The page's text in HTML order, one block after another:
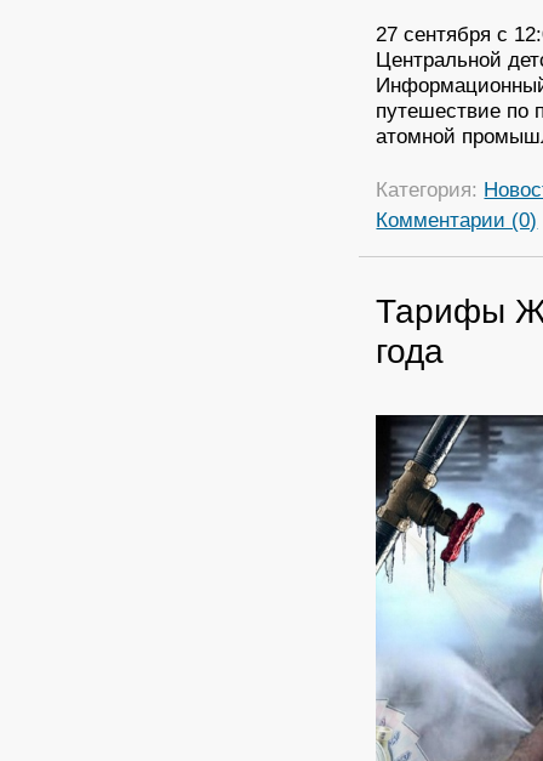
27 сентября с
Центральной
Информационный
путешествие по
атомной
Категория:
Комментарии (0)
Тарифы
года